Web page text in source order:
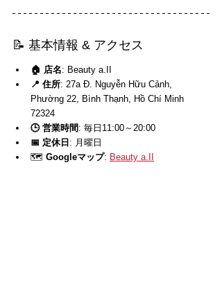
📝 基本情報 & アクセス
🏠 店名: Beauty a.II
📍 住所: 27a Đ. Nguyễn Hữu Cảnh,
Phường 22, Bình Thạnh, Hồ Chí Minh
72324
🕒 営業時間 : 毎日11:00～20:00
📅 定休日 : 月曜日
🗺️ Googleマップ: Beauty a.II